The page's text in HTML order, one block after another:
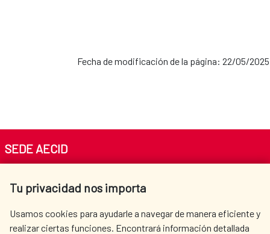
Fecha de modificación de la página: 22/05/2025
Tu privacidad nos importa
Usamos cookies para ayudarle a navegar de manera eficiente y
realizar ciertas funciones. Encontrará información detallada
SEDE AECID
Tel. +34 900 20 30 54​​​​​​​